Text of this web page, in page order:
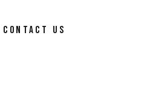
CONTACT US